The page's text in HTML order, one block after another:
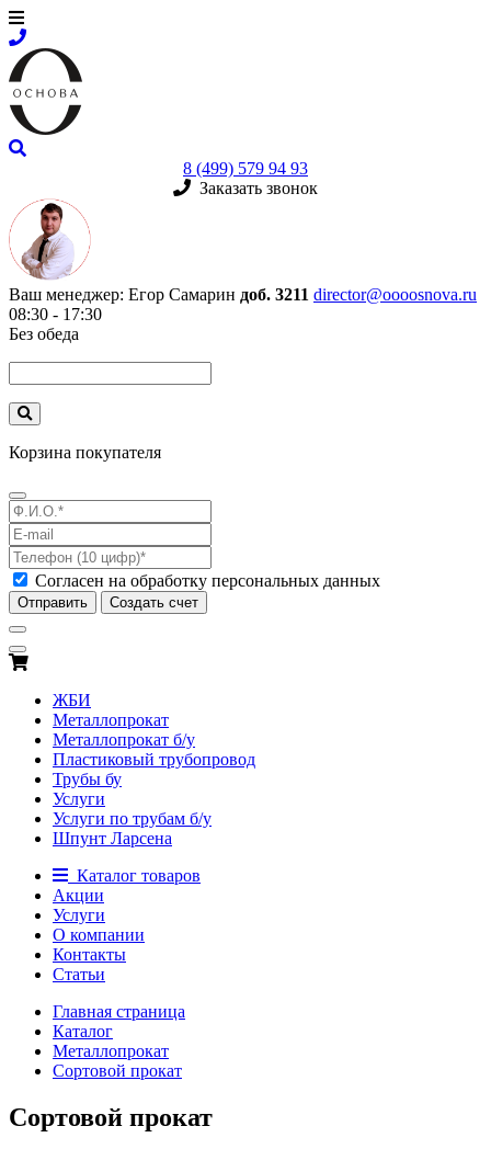
8 (499) 579 94 93
Заказать звонок
Ваш менеджер: Егор Самарин доб. 3211 director@oooosnova.ru
08:30 - 17:30
Без обеда
Корзина покупателя
Согласен на обработку персональных данных
Отправить Создать счет
ЖБИ
Металлопрокат
Металлопрокат б/у
Пластиковый трубопровод
Трубы бу
Услуги
Услуги по трубам б/у
Шпунт Ларсена
Каталог товаров
Акции
Услуги
О компании
Контакты
Статьи
Главная страница
Каталог
Металлопрокат
Сортовой прокат
Сортовой прокат